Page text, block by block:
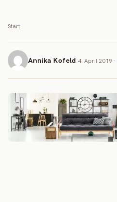
Start
Annika Kofeld 4. April 2019 ·